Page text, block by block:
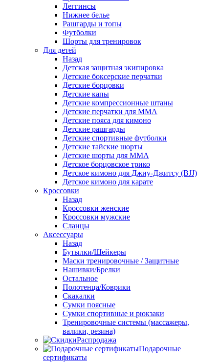
Леггинсы
Нижнее белье
Рашгарды и топы
Футболки
Шорты для тренировок
Для детей
Назад
Детская защитная экипировка
Детские боксерские перчатки
Детские борцовки
Детские капы
Детские компрессионные штаны
Детские перчатки для ММА
Детские пояса для кимоно
Детские рашгарды
Детские спортивные футболки
Детские тайские шорты
Детские шорты для ММА
Детское борцовское трико
Детское кимоно для Джиу-Джитсу (BJJ)
Детское кимоно для карате
Кроссовки
Назад
Кроссовки женские
Кроссовки мужские
Сланцы
Аксессуары
Назад
Бутылки/Шейкеры
Маски тренировочные / Защитные
Нашивки/Брелки
Остальное
Полотенца/Коврики
Скакалки
Сумки поясные
Сумки спортивные и рюкзаки
Тренировочные системы (массажеры,
валики, резина)
Распродажа
Подарочные
сертификаты